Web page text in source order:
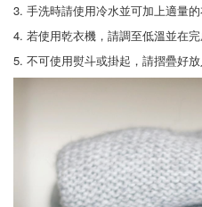
3. 手洗時請使用冷水並可加上適量的
4. 若使用乾衣機，請調至低溫並在完
5. 不可使用熨斗或掛起，請摺疊好放